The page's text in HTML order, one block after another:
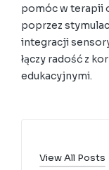
pomóc w terapii
poprzez
integracji
łączy radość z
edukacyjnymi.
View All Posts